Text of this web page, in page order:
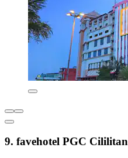
9. favehotel PGC Cililitan